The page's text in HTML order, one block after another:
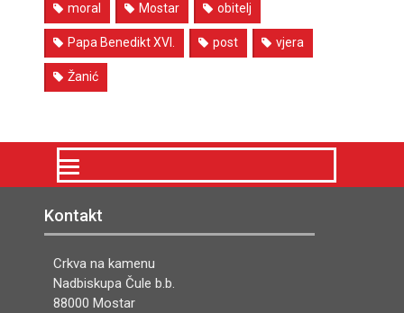
moral Mostar obitelj
Papa Benedikt XVI. post vjera
Žanić
Kontakt
Crkva na kamenu
Nadbiskupa Čule b.b.
88000 Mostar